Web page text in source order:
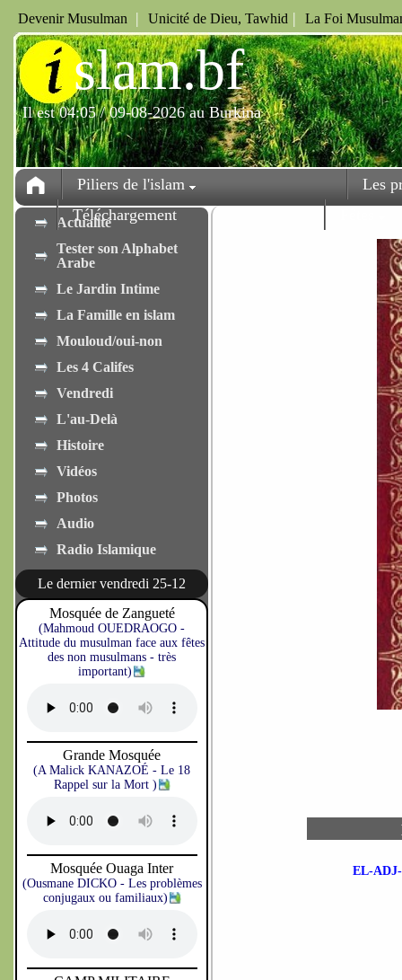
Devenir Musulman | Unicité de Dieu, Tawhid | La Foi
islam.bf
Il est 04:05 / 09-08-2026 au Burkina
Piliers de l'islam
Les
Téléchargement
Actualité
Tester son Alphabet
Arabe
Le Jardin Intime
La Famille en islam
Mouloud/oui-non
Les 4 Califes
Vendredi
L'au-Delà
Histoire
Vidéos
Photos
Audio
Radio Islamique
Le dernier vendredi 25-12
Mosquée de Zangueté
(Mahmoud OUEDRAOGO -
Attitude du musulman face aux fêtes
des non musulmans - très
important)
Grande Mosquée
(A Malick KANAZOÉ - Le 18
Rappel sur la Mort )
Mosquée Ouaga Inter
(Ousmane DICKO - Les problèmes
conjugaux ou familiaux)
EL-